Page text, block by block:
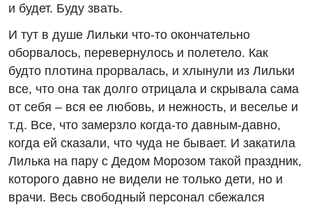
и будет. Буду звать.
И тут в душе Лильки что-то окончательно
оборвалось, перевернулось и полетело. Как
будто плотина прорвалась, и хлынули из Лильки
все, что она так долго отрицала и скрывала сама
от себя – вся ее любовь, и нежность, и веселье и
т.д. Все, что замерзло когда-то давным-давно,
когда ей сказали, что чуда не бывает. И закатила
Лилька на пару с Дедом Морозом такой праздник,
которого давно не видели не только дети, но и
врачи. Весь свободный персонал сбежался